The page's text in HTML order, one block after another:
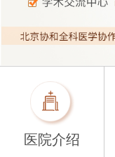
医院介绍